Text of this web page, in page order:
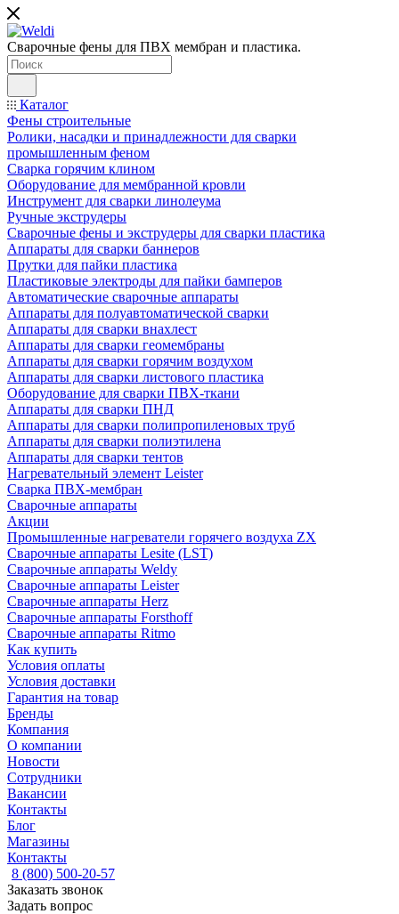
Сварочные фены для ПВХ мембран и пластика.
Каталог
Фены строительные
Ролики, насадки и принадлежности для сварки
промышленным феном
Сварка горячим клином
Оборудование для мембранной кровли
Инструмент для сварки линолеума
Ручные экструдеры
Сварочные фены и экструдеры для сварки пластика
Аппараты для сварки баннеров
Прутки для пайки пластика
Пластиковые электроды для пайки бамперов
Автоматические сварочные аппараты
Аппараты для полуавтоматической сварки
Аппараты для сварки внахлест
Аппараты для сварки геомембраны
Аппараты для сварки горячим воздухом
Аппараты для сварки листового пластика
Оборудование для сварки ПВХ-ткани
Аппараты для сварки ПНД
Аппараты для сварки полипропиленовых труб
Аппараты для сварки полиэтилена
Аппараты для сварки тентов
Нагревательный элемент Leister
Сварка ПВХ-мембран
Сварочные аппараты
Акции
Промышленные нагреватели горячего воздуха ZX
Сварочные аппараты Lesite (LST)
Сварочные аппараты Weldy
Сварочные аппараты Leister
Сварочные аппараты Herz
Сварочные аппараты Forsthoff
Сварочные аппараты Ritmo
Как купить
Условия оплаты
Условия доставки
Гарантия на товар
Бренды
Компания
О компании
Новости
Сотрудники
Вакансии
Контакты
Блог
Магазины
Контакты
8 (800) 500-20-57
Заказать звонок
Задать вопрос